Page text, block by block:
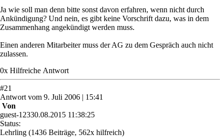
Ja wie soll man denn bitte sonst davon erfahren, wenn nicht durch
Ankündigung? Und nein, es gibt keine Vorschrift dazu, was in dem
Zusammenhang angekündigt werden muss.
Einen anderen Mitarbeiter muss der AG zu dem Gespräch auch nicht
zulassen.
0x Hilfreiche Antwort
#21
Antwort vom 9. Juli 2006 | 15:41
Von
guest-12330.08.2015 11:38:25
Status:
Lehrling (1436 Beiträge, 562x hilfreich)